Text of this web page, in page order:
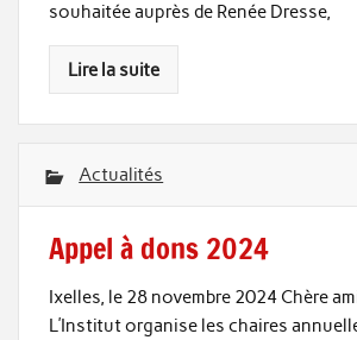
souhaitée auprès de Renée Dresse,
Lire la suite
Actualités
Appel à dons 2024
Ixelles, le 28 novembre 2024 Chère
L’Institut organise les chaires